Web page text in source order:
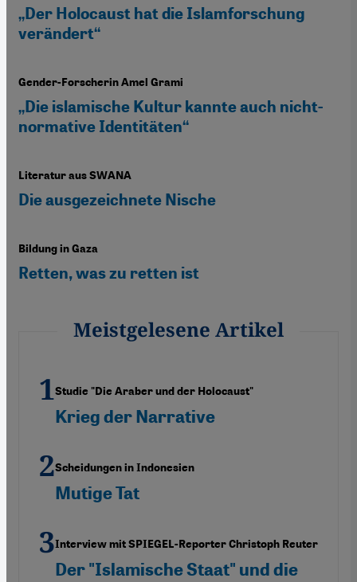
„Der Holocaust hat die Islamforschung
verändert“
Gender-Forscherin Amel Grami
„Die islamische Kultur kannte auch nicht-
normative Identitäten“
Literatur aus SWANA
Die ausgezeichnete Nische
Bildung in Gaza
Retten, was zu retten ist
Meistgelesene Artikel
Studie "Die Araber und der Holocaust"
Krieg der Narrative
Scheidungen in Indonesien
Mutige Tat
Interview mit SPIEGEL-Reporter Christoph Reuter
Der "Islamische Staat" und die